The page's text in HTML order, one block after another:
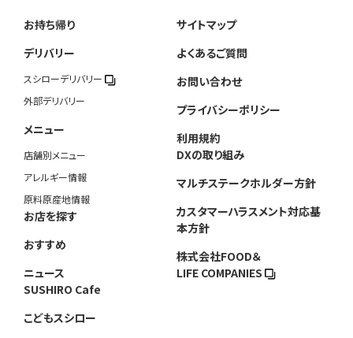
お持ち帰り
デリバリー
スシローデリバリー
外部デリバリー
メニュー
店舗別メニュー
アレルギー情報
原料原産地情報
お店を探す
おすすめ
ニュース
SUSHIRO Cafe
こどもスシロー
サイトマップ
よくあるご質問
お問い合わせ
プライバシーポリシー
利用規約
DXの取り組み
マルチステークホルダー方針
カスタマーハラスメント対応基
本方針
株式会社FOOD＆
LIFE COMPANIES